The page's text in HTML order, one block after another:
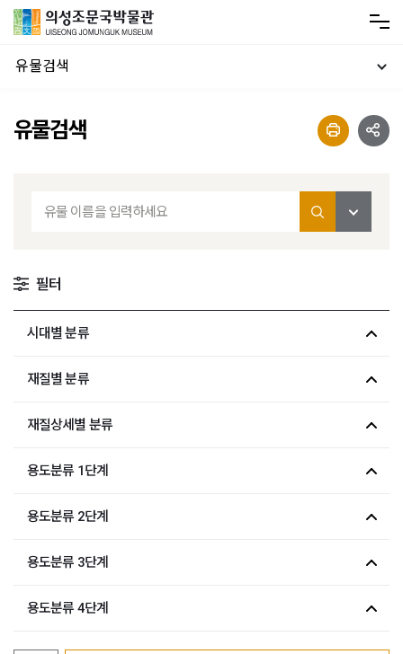
유물검색
유물검색
필터
시대별 분류
재질별 분류
재질상세별 분류
용도분류 1단계
용도분류 2단계
용도분류 3단계
용도분류 4단계